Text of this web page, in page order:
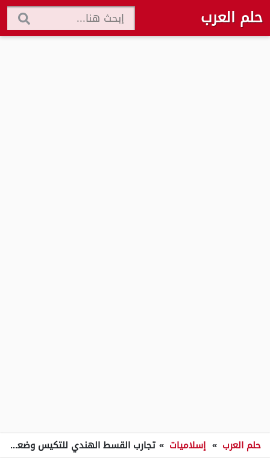
حلم العرب
حلم العرب » إسلاميات » تجارب القسط الهندي للتكيس وضعف التبويض